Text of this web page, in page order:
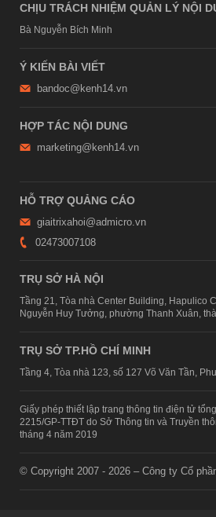
CHỊU TRÁCH NHIỆM QUẢN LÝ NỘI
Bà Nguyễn Bích Minh
Ý KIẾN BÀI VIẾT
bandoc@kenh14.vn
HỢP TÁC NỘI DUNG
marketing@kenh14.vn
HỖ TRỢ QUẢNG CÁO
giaitrixahoi@admicro.vn
02473007108
TRỤ SỞ HÀ NỘI
Tầng 21, Tòa nhà Center Building, Hapulico
Nguyễn Huy Tưởng, phường Thanh Xuân,
TRỤ SỞ TP.HỒ CHÍ MINH
Tầng 4, Tòa nhà 123, số 127 Võ Văn Tần,
Giấy phép thiết lập trang thông tin điện tử
2215/GP-TTĐT do Sở Thông tin và Truyền
tháng 4 năm 2019
© Copyright 2007 - 2026 – Công ty Cổ